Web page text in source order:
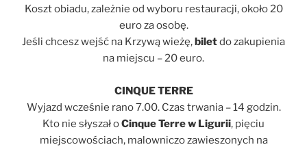
Koszt obiadu, zależnie od wyboru restauracji, około 20
euro za osobę.
Jeśli chcesz wejść na Krzywą wieżę,biletdo zakupienia
na miejscu – 20 euro.
CINQUE TERRE
Wyjazd wcześnie rano 7.00. Czas trwania – 14 godzin.
Kto nie słyszał oCinque Terre w Ligurii, pięciu
miejscowościach, malowniczo zawieszonych na